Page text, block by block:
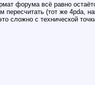
форума всё равно
(тот же 4pda,
сложно с технической